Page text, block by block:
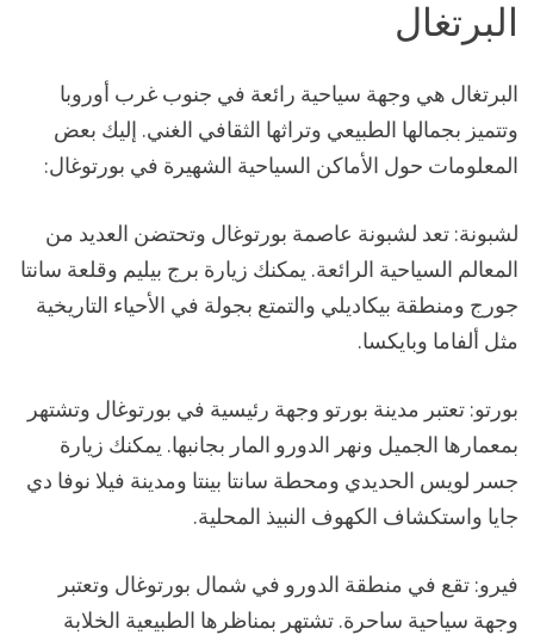
البرتغال
البرتغال هي وجهة سياحية رائعة في جنوب غرب أوروبا
وتتميز بجمالها الطبيعي وتراثها الثقافي الغني. إليك بعض
المعلومات حول الأماكن السياحية الشهيرة في بورتوغال:
لشبونة: تعد لشبونة عاصمة بورتوغال وتحتضن العديد من
المعالم السياحية الرائعة. يمكنك زيارة برج بيليم وقلعة سانتا
جورج ومنطقة بيكاديلي والتمتع بجولة في الأحياء التاريخية
مثل ألفاما وبايكسا.
بورتو: تعتبر مدينة بورتو وجهة رئيسية في بورتوغال وتشتهر
بمعمارها الجميل ونهر الدورو المار بجانبها. يمكنك زيارة
جسر لويس الحديدي ومحطة سانتا بينتا ومدينة فيلا نوفا دي
جايا واستكشاف الكهوف النبيذ المحلية.
فيرو: تقع في منطقة الدورو في شمال بورتوغال وتعتبر
وجهة سياحية ساحرة. تشتهر بمناظرها الطبيعية الخلابة